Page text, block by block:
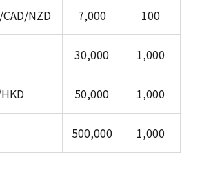
NZD 7,000 100
30,000 1,000
50,000 1,000
500,000 1,000